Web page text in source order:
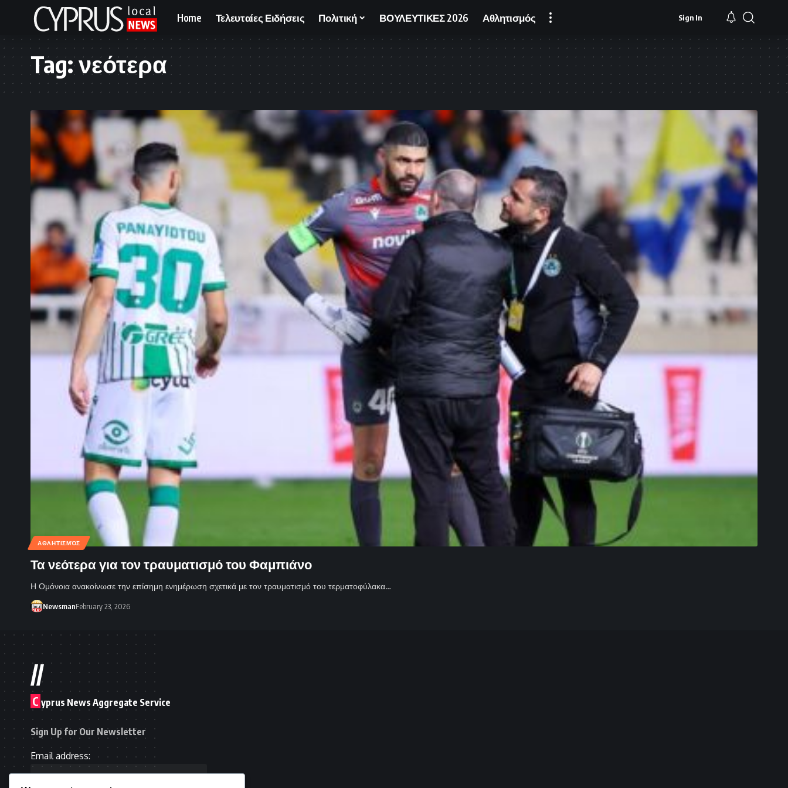
Home Τελευταίες Ειδήσεις Πολιτική ΒΟΥΛΕΥΤΙΚΕΣ 2026 Αθλητισμός Sign In
Tag:νεότερα
ΑΘΛΗΤΙΣΜΌΣ
Τα νεότερα για τον τραυματισμό του Φαμπιάνο
Η Ομόνοια ανακοίνωσε την επίσημη ενημέρωση σχετικά με τον τραυματισμό του τερματοφύλακα…
NewsmanFebruary 23, 2026
//
C yprus News Aggregate Service
Sign Up for Our Newsletter
Email address: